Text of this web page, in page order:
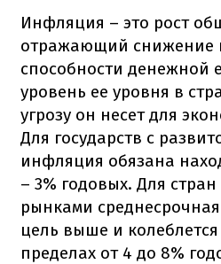
Инфляция – это рост
отражающий снижение
способности
уровень ее уровня в
угрозу он несет для
Для государств с
инфляция обязана
– 3% годовых. Для
рынками
цель выше и
пределах от 4 до 8%